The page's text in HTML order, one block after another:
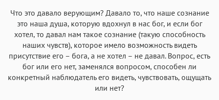
Что это давало верующим? Давало то, что наше сознание
это наша душа, которую вдохнул в нас бог, и если бог
хотел, то давал нам такое сознание (такую способность
наших чувств), которое имело возможность видеть
присутствие его – бога, а не хотел – не давал. Вопрос, есть
бог или его нет, заменялся вопросом, способен ли
конкретный наблюдатель его видеть, чувствовать, ощущать
или нет?